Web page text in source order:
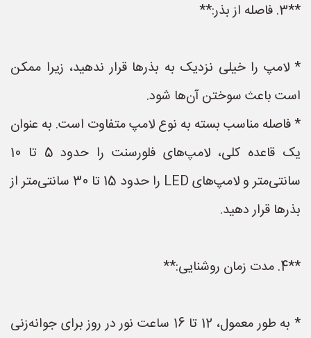
**3. فاصله از بذر:**
* لامپ را خیلی نزدیک به بذرها قرار ندهید، زیرا ممکن
است باعث سوختن آن‌ها شود.
* فاصله مناسب بسته به نوع لامپ متفاوت است. به عنوان
یک قاعده کلی، لامپ‌های فلورسنت را حدود 5 تا 10
سانتی‌متر و لامپ‌های LED را حدود 15 تا 30 سانتی‌متر از
بذرها قرار دهید.
**4. مدت زمان روشنایی:**
* به طور معمول، 12 تا 16 ساعت نور در روز برای جوانه‌زنی